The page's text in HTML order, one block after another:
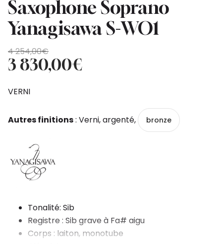
Saxophone Soprano
Yanagisawa S-WO1
4 254,00€
Original
price
was:
4
3 830,00€
Current
price
is:
3
VERNI
Autres finitions: Verni, argenté, bronze
Tonalité: Sib
Registre : Sib grave à Fa# aigu
Corps : laiton, monotube